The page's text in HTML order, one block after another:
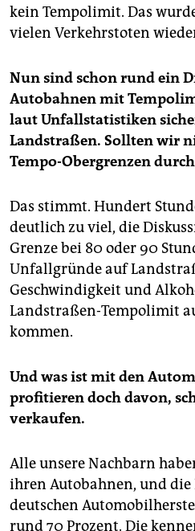
kein Tempolimit. Das
vielen Verkehrstoten
Nun sind schon rund ein
Autobahnen mit
laut Unfallstatistiken
Landstraßen. Sollten wir
Tempo-Obergrenzen
Das stimmt. Hundert
deutlich zu viel, die
Grenze bei 80 oder 90
Unfallgründe auf
Geschwindigkeit und
Landstraßen-Tempolimit
kommen.
Und was ist mit den
profitieren doch davon,
verkaufen.
Alle unsere Nachbarn
ihren Autobahnen, und
deutschen
rund 70 Prozent. Die